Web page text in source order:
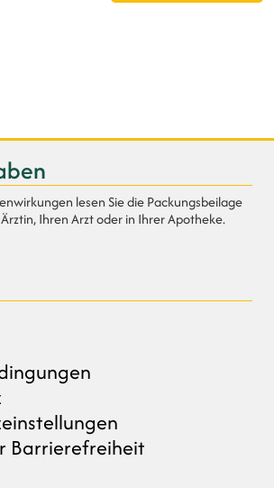
lesen Sie die Packungsbeilage
Ihren Arzt oder in Ihrer Apotheke.
Barrierefreiheit